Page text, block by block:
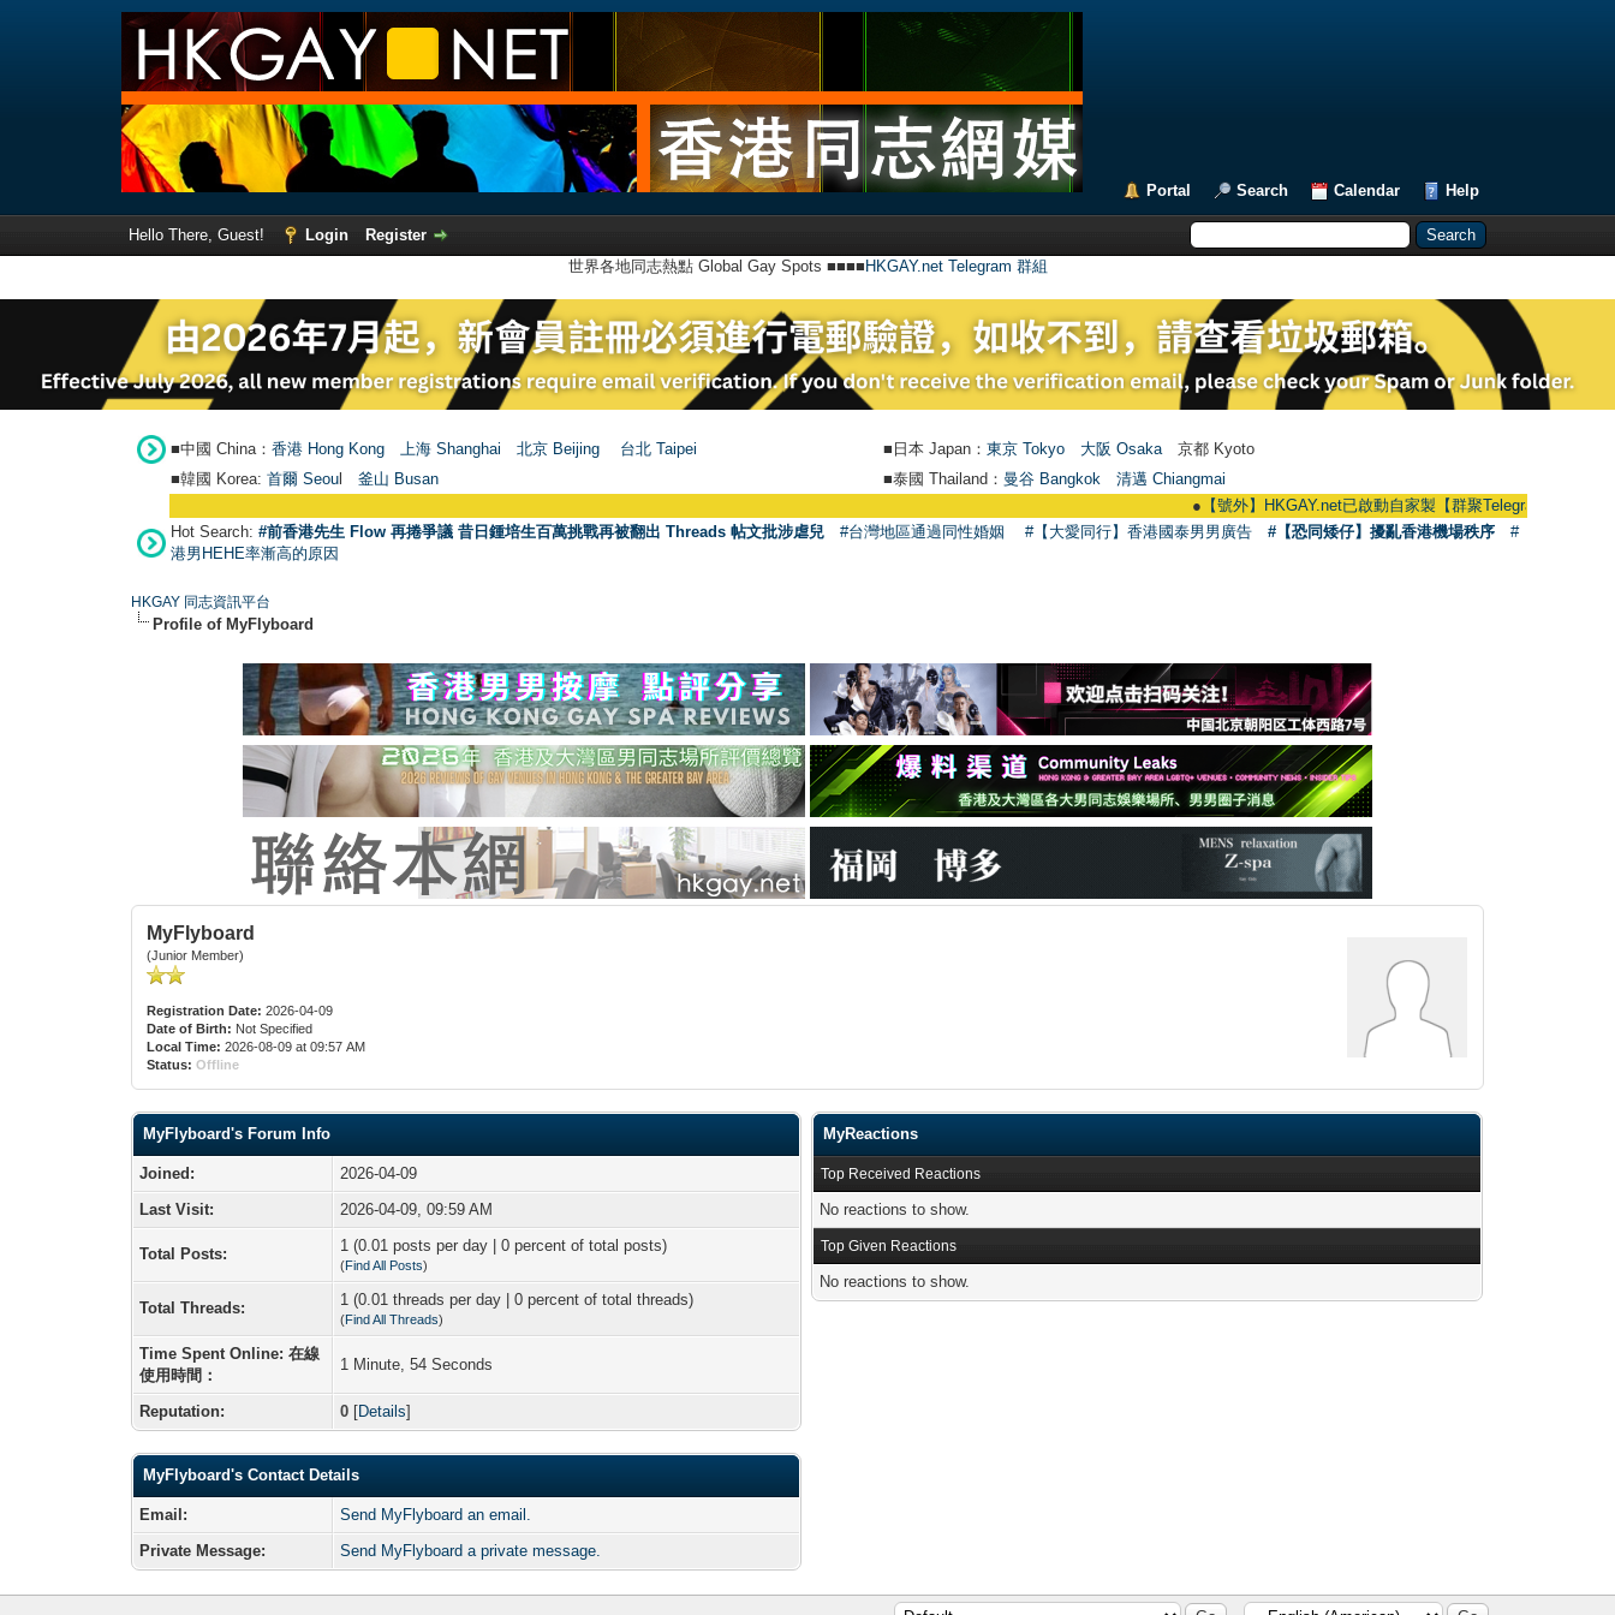
Portal Search Calendar Help
Hello There, Guest! Login
Register
世界各地同志熱點 Global Gay Spots ■■■■ HKGAY.net Telegram 群組
■中國 China： 香港 Hong Kong 上海 Shanghai 北京 Beijing 台北 Taipei ■日本 Japan： 東京 Tokyo 大阪 Osaka 京都 Kyoto
■韓國 Korea: 首爾 Seou 釜山 Busan ■泰國 Thailand： 曼谷 Bangkok
清邁 Chiangmai
【號外】HKGAY.net已啟動自家製【群聚Telegram群組】
Hot Search: #前香港先生 Flow 再捲爭議 昔日鍾培生百萬挑戰再被翻出 Threads 帖文批涉虐兒 #台灣地區通過同性婚姻 #【大愛同行】香港國泰男男廣告 #【恐同矮仔】擾亂香港機場秩序
#
港男HEHE率漸高的原因
HKGAY 同志資訊平台
Profile of MyFlyboard
MyFlyboard
(Junior Member)
Registration Date: 2026-04-09
Date of Birth: Not Specified
Local Time: 2026-08-09 at 09:57 AM
Status: Offline
MyFlyboard's Forum Info
Joined:
2026-04-09
Last Visit:
2026-04-09, 09:59 AM
Total Posts: 1 (0.01 posts per day | 0 percent of total posts)
(Find All Posts)
Total Threads: 1 (0.01 threads per day | 0 percent of total threads)
(Find All Threads)
Time Spent Online: 在線
使用時間：
1 Minute, 54 Seconds
Reputation: 0 [Details]
MyFlyboard's Contact Details
Email:
Send MyFlyboard an email.
Private Message:
Send MyFlyboard a private message.
MyReactions
Top Received Reactions
No reactions to show.
Top Given Reactions
No reactions to show.